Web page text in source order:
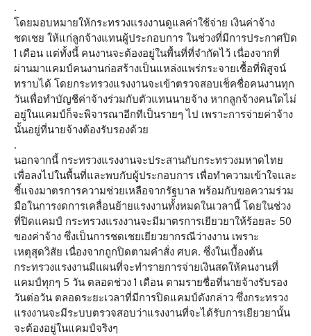
.
โดยมอบหมายให้กระทรวงแรงงานดูแลค่าใช้จ่าย เงินค่าจ้าง
ชดเชย ให้แก่ลูกจ้างแทนผู้ประกอบการ ในช่วงที่มีการประกาศปิด
1 เดือน แต่ทั้งนี้ คนงานจะต้องอยู่ในพื้นที่ที่จำกัดไว้ เนื่องจากที่
ผ่านมาแคมป์คนงานก่อสร้างเป็นแหล่งแพร่กระจายเชื้อที่พิสูจน์
ทราบได้ โดยกระทรวงแรงงานจะเข้าตรวจสอบเช็คชื่อคนงานทุก
วันเพื่อทำบัญชีค่าจ้างร่วมกับตัวแทนนายจ้าง หากลูกจ้างคนใดไม่
อยู่ในแคมป์ก็จะพิจารณาอีกทีเป็นรายๆ ไป เพราะการจ่ายค่าจ้าง
นั้นอยู่ที่นายจ้างต้องรับรองด้วย
.
นอกจากนี้ กระทรวงแรงงานจะประสานกับกระทรวงมหาดไทย
เพื่อลงไปในพื้นที่และพบกับผู้ประกอบการ เพื่อทำความเข้าใจและ
ชี้แจงมาตรการความช่วยเหลือจากรัฐบาล พร้อมกับขอความร่วม
มือในการงดการเคลื่อนย้ายแรงงานทั้งหมดในเวลานี้ โดยในช่วง
ที่ปิดแคมป์ กระทรวงแรงงานจะมีมาตรการเยียวยาให้ร้อยละ 50
ของค่าจ้าง ซึ่งเป็นการชดเชยเยียวยากรณีว่างงาน เพราะ
เหตุสุดวิสัย เนื่องจากถูกปิดตามคำสั่ง ศบค. ซึ่งในเบื้องต้น
กระทรวงแรงงานมีแผนที่จะทำรายการจ่ายเงินสดให้คนงานที่
แคมป์ทุกๆ 5 วัน ตลอดช่วง 1 เดือน ตามรายชื่อที่นายจ้างรับรอง
วันต่อวัน ตลอดระยะเวลาที่มีการปิดแคมป์ดังกล่าว ซึ่งกระทรวง
แรงงานจะมีระบบตรวจสอบว่าแรงงานที่จะได้รับการเยียวยานั้น
จะต้องอยู่ในแคมป์จริงๆ